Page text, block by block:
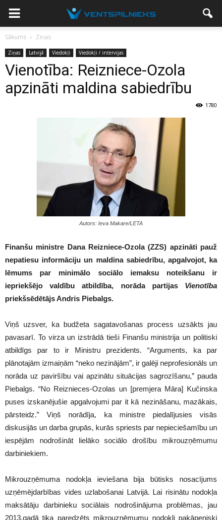
Sākums Ziņas
Ziņas Latvijā Viedokļi Viedokļi / intervijas
Vienotība: Reizniece-Ozola
apzināti maldina sabiedrību
1780
Autors: Ieva Makare/LETA
Finanšu ministre Dana Reizniece-Ozola (ZZS) apzināti pauž
nepatiesu informāciju un maldina sabiedrību, apgalvojot, ka
lēmums par minimālo sociālo iemaksu noteikšanu ir
iepriekšējo valdību atbildība, norāda partijas Vienotība
priekšsēdētājs Andris Piebalgs.
Viņš uzsver, ka budžeta sagatavošanas process uzsākts jau
pavasarī. To virza un izstrādā tieši Finanšu ministrija un politiski
atbildīgs par to ir Ministru prezidents. “Arguments, ka par
plānotajām izmaiņām “neko nezinājām”, ir galēji neprofesionāls un
norāda uz paviršību vai apzinātu situācijas sagrozīšanu,” pauda
Piebalgs. “No Reiznieces-Ozolas un [premjera Māra] Kučinska
puses izskanējušie apgalvojumi par it kā nezināšanu, mazākais,
pārsteidz.” Viņš norādīja, ka ministre piedalījusies visās
diskusijās un darba grupās, kurās spriests par nepieciešamību un
iespējām nodrošināt lielāko sociālo drošību mikrouzņēmumu
darbiniekiem.
Mikrouzņēmuma nodokļa ieviešana bija būtisks nosacījums
uzņēmējdarbības vides uzlabošanai Latvijā. Lai risinātu nodokļa
maksātāju darbinieku sociālais nodrošinājuma problēmas, jau
2013.gadā tika paredzēts mikrouzņēmumu nodokli pakāpeniski